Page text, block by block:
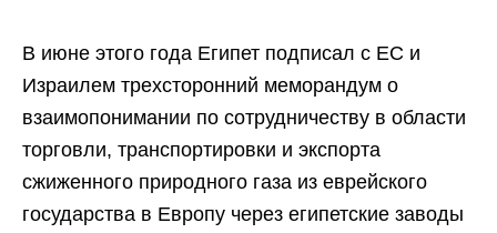
В июне этого года Египет подписал с ЕС и
Израилем трехсторонний меморандум о
взаимопонимании по сотрудничеству в области
торговли, транспортировки и экспорта
сжиженного природного газа из еврейского
государства в Европу через египетские заводы